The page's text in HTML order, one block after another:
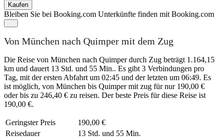
Kaufen
Bleiben Sie bei Booking.com Unterkünfte finden mit Booking.com
Von München nach Quimper mit dem Zug
Die Reise von München nach Quimper durch Zug beträgt 1.164,15
km und dauert 13 Std. und 55 Min.. Es gibt 3 Verbindungen pro
Tag, mit der ersten Abfahrt um 02:45 und der letzten um 06:49. Es
ist möglich, von München bis Quimper mit zug für nur 190,00 €
oder bis zu 246,40 € zu reisen. Der beste Preis für diese Reise ist
190,00 €.
Geringster Preis
190,00 €
Reisedauer
13 Std. und 55 Min.